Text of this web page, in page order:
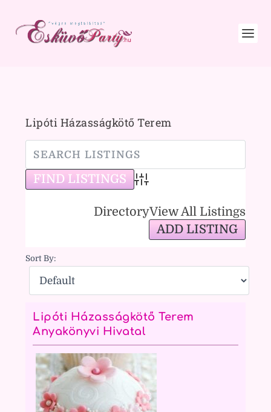
Lipóti Házasságkötő Terem
Advanced Search
DirectoryView All Listings
ADD LISTING
Sort By:
Lipóti Házasságkötő Terem
Anyakönyvi Hivatal